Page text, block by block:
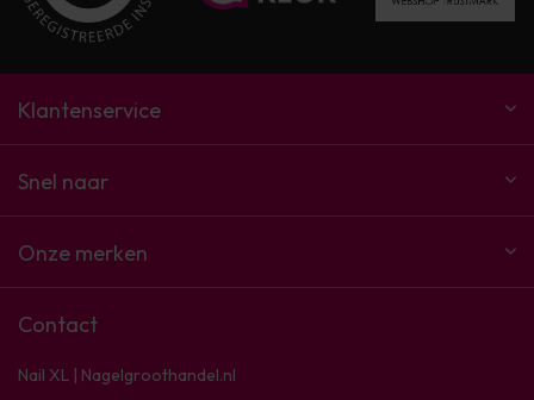
Klantenservice
Snel naar
Onze merken
Contact
Nail XL | Nagelgroothandel.nl